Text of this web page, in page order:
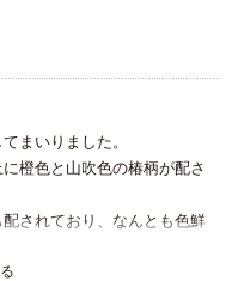
まいりました。
橙色と山吹色の椿柄が配さ
されており、なんとも色鮮